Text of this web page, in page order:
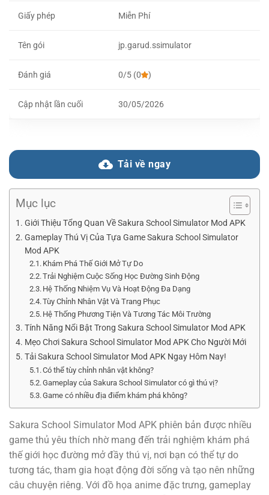
Giấy phép Miễn Phí
Tên gói jp.garud.ssimulator
Đánh giá 0/5 (0 )
Cập nhật lần cuối 30/05/2026
Tải về ngay
Mục lục
Giới Thiệu Tổng Quan Về Sakura School Simulator Mod APK
Gameplay Thú Vị Của Tựa Game Sakura School Simulator
Mod APK
Khám Phá Thế Giới Mở Tự Do
Trải Nghiệm Cuộc Sống Học Đường Sinh Động
Hệ Thống Nhiệm Vụ Và Hoạt Động Đa Dạng
Tùy Chỉnh Nhân Vật Và Trang Phục
Hệ Thống Phương Tiện Và Tương Tác Môi Trường
Tính Năng Nổi Bật Trong Sakura School Simulator Mod APK
Mẹo Chơi Sakura School Simulator Mod APK Cho Người Mới
Tải Sakura School Simulator Mod APK Ngay Hôm Nay!
Có thể tùy chỉnh nhân vật không?
Gameplay của Sakura School Simulator có gì thú vị?
Game có nhiều địa điểm khám phá không?
Sakura School Simulator Mod APK phiên bản được nhiều
game thủ yêu thích nhờ mang đến trải nghiệm khám phá
thế giới học đường mở đầy thú vị, nơi bạn có thể tự do
tương tác, tham gia hoạt động đời sống và tạo nên những
câu chuyện riêng. Với đồ họa anime đặc trưng, gameplay